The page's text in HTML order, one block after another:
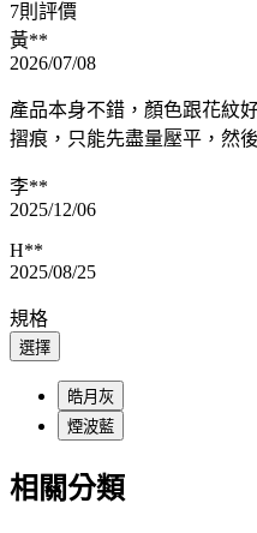
7則評價
黃**
2026/07/08
產品本身不錯，顏色跟花紋
摺痕，只能先盡量壓平，然
李**
2025/12/06
H**
2025/08/25
規格
選擇
皓月灰
煙波藍
相關分類